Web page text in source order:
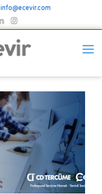
info@ecevir.com